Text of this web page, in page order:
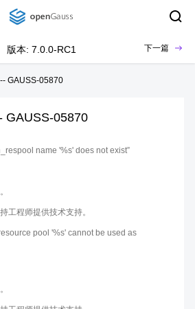
版本: 7.0.0-RC1 下一篇
GAUSS-05870
GAUSS-05870
name '%s' does not exist”
工程师提供技术支持。
pool '%s' cannot be used as